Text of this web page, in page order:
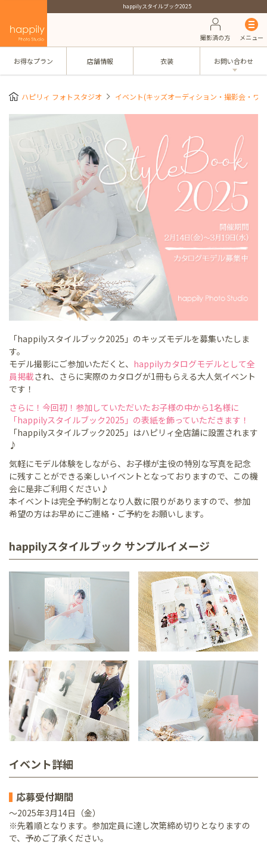
happilyスタイルブック2025
撮影済の方 メニュー
お得なプラン 店舗情報 衣装 お問い合わせ
ハピリィ フォトスタジオ イベント(キッズオーディション・撮影会・ワ
「happilyスタイルブック2025」のキッズモデルを募集いたしま
す。
モデル撮影にご参加いただくと、 happilyカタログモデルとして全
員掲載され、さらに実際のカタログが1冊もらえる大人気イベント
です！
さらに！今回初！参加していただいたお子様の中から1名様に
「happilyスタイルブック2025」の表紙を飾っていただきます！
「happilyスタイルブック2025」はハピリィ全店舗に設置されます
♪
気軽にモデル体験をしながら、お子様が主役の特別な写真を記念
に残すことができる楽しいイベントとなっておりますので、この機
会に是非ご利用ください♪
本イベントは完全予約制となり人数に限りがありますので、参加
希望の方はお早めにご連絡・ご予約をお願いします。
happilyスタイルブック サンプルイメージ
イベント詳細
応募受付期間
～2025年3月14日（金）
※先着順となります。参加定員に達し次第締め切りとなりますの
で、予めご了承ください。